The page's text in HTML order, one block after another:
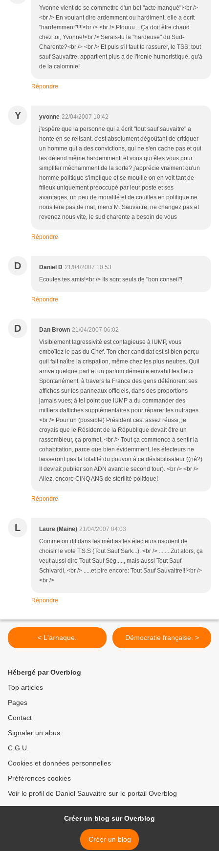
Yvonne vient de se commettre d'un bel "acte manqué"!<br />
<br /> En voulant dire ardemment ou hardiment, elle a écrit
"hardemment"!!!!<br /> <br /> Pfouuu... Ça doit être chaud
chez toi, Yvonne!<br /> Serais-tu la "hardeuse" du Sud-
Charente?<br /> <br /> Et puis s'il faut te rassurer, le TSS: tout
sauf Sauvaître, appartient plus à de l'ironie humoristique, qu'à
de la calomnie!
Répondre
Y yvonne 22/04/2007 10:42
j'espère que la personne qui a écrit "tout sauf sauvaitre" a
honte en se relisant. c'est absolument dégoûtant de critiquer
un homme qui a des convictions, qui ne s'en cache pas et qui
les défend même hardemment. et vous qui êtes vous pour
simplifer méchamment de la sorte? j'apprécie vraiment qu'un
homme politique s'implique et se mouille on en voit tant de
frileux uniquement préoccupé par leur poste et ses
avantages, un peu de moralité et de couilles en politique ne
nous fera pas de mal, merci M. Sauvaitre, ne changez pas et
revenez nous vite, le sud charente a besoin de vous
Répondre
D Daniel D 21/04/2007 10:53
Ecoutes tes amis!<br /> Ils sont seuls de "bon conseil"!
Répondre
D Dan Brown 21/04/2007 06:02
Visiblement lagressivité est contagieuse à lUMP, vous
emboîtez le pas du Chef. Ton cher candidat est si bien perçu
quil fait naître la crispation, même chez les plus neutres. Quil
arrive quelque part et un parfum démeute envahit les lieux.
Spontanément, à travers la France des gens détériorent ses
affiches sur les panneaux officiels, dans des proportions
jamais vues; à tel point que lUMP a du commander des
milliers daffiches supplémentaires pour réparer les outrages.
<br /> Pour un (possible) Président cest assez réussi, je
croyais que le Résident de la République devait être un
rassembleur, ça promet. <br /> Tout ça commence à sentir la
cohabitation, parce que bien évidemment, les électeurs ne
laisseront pas la totalité du pouvoir à ce déstabilisateur ((né?)
Il devrait publier son ADN avant le second tour). <br /> <br />
Allez, encore CINQ ANS de stérilité politique!
Répondre
L Laure (Maine) 21/04/2007 04:03
Comme on dit dans les médias les électeurs risquent de
choisir le vote T.S.S (Tout Sauf Sark...). <br /> ........Zut alors, ça
veut aussi dire Tout Sauf Ség....., mais aussi Tout Sauf
Schivardi, <br /> .....et pire encore: Tout Sauf Sauvaitre!!!<br />
<br />
Répondre
< L'arnaque. Démocratie française. >
Hébergé par Overblog
Top articles
Pages
Contact
Signaler un abus
C.G.U.
Cookies et données personnelles
Préférences cookies
Voir le profil de Daniel Sauvaitre sur le portail Overblog
Créer un blog sur Overblog
Créer un blog